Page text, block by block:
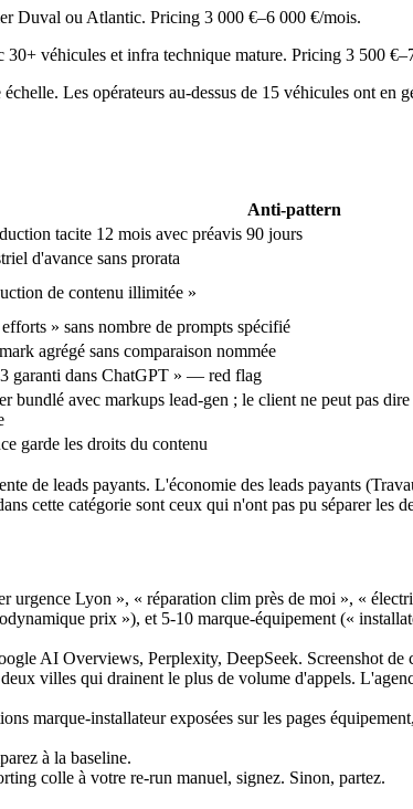
Duval ou Atlantic. Pricing 3 000 €–6 000 €/mois.
véhicules et infra technique mature. Pricing 3 500
Les opérateurs au-dessus de 15 véhicules ont en
Anti-pattern
tacite 12 mois avec préavis 90 jours
d'avance sans prorata
de contenu illimitée »
» sans nombre de prompts spécifié
agrégé sans comparaison nommée
garanti dans ChatGPT » — red flag
bundlé avec markups lead-gen ; le client ne peut pas
garde les droits du contenu
de leads payants. L'économie des leads payants
cette catégorie sont ceux qui n'ont pas pu séparer les
urgence Lyon », « réparation clim près de moi », «
prix »), et 5-10 marque-équipement («
AI Overviews, Perplexity, DeepSeek. Screenshot de
villes qui drainent le plus de volume d'appels.
marque-installateur exposées sur les pages
à la baseline.
colle à votre re-run manuel, signez. Sinon, partez.